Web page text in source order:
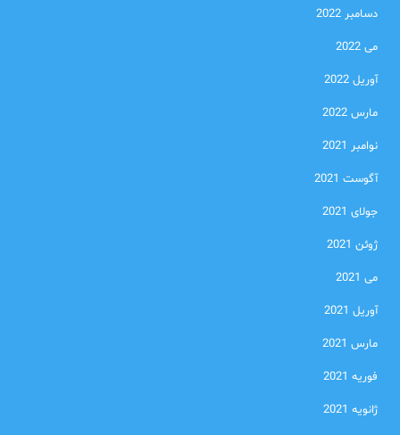
دسامبر 2022
می 2022
آوریل 2022
مارس 2022
نوامبر 2021
آگوست 2021
جولای 2021
ژوئن 2021
می 2021
آوریل 2021
مارس 2021
فوریه 2021
ژانویه 2021